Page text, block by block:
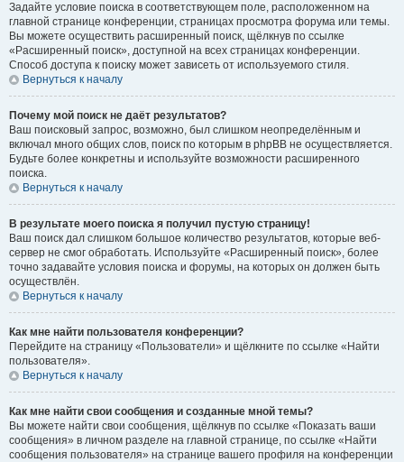
Задайте условие поиска в соответствующем поле, расположенном на
главной странице конференции, страницах просмотра форума или темы.
Вы можете осуществить расширенный поиск, щёлкнув по ссылке
«Расширенный поиск», доступной на всех страницах конференции.
Способ доступа к поиску может зависеть от используемого стиля.
Вернуться к началу
Почему мой поиск не даёт результатов?
Ваш поисковый запрос, возможно, был слишком неопределённым и
включал много общих слов, поиск по которым в phpBB не осуществляется.
Будьте более конкретны и используйте возможности расширенного
поиска.
Вернуться к началу
В результате моего поиска я получил пустую страницу!
Ваш поиск дал слишком большое количество результатов, которые веб-
сервер не смог обработать. Используйте «Расширенный поиск», более
точно задавайте условия поиска и форумы, на которых он должен быть
осуществлён.
Вернуться к началу
Как мне найти пользователя конференции?
Перейдите на страницу «Пользователи» и щёлкните по ссылке «Найти
пользователя».
Вернуться к началу
Как мне найти свои сообщения и созданные мной темы?
Вы можете найти свои сообщения, щёлкнув по ссылке «Показать ваши
сообщения» в личном разделе на главной странице, по ссылке «Найти
сообщения пользователя» на странице вашего профиля на конференции